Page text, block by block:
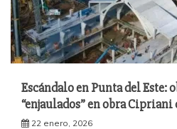
Escándalo en Punta del Este:
“enjaulados” en obra Cipriani
22 enero, 2026